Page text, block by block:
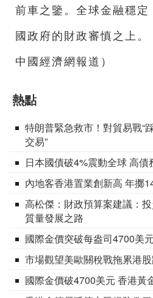
前車之鑒。全球金融穩定
國政府的財政審慎之上。
中國經濟網報道）
熱點
特朗普緊急救市！對貿易戰“
交易”
日本國債破4%震動全球 高
內地客香港置業創新高 年擲
高松傑：財政預算案建議：
質量發展之路
國際金價突破每盎司4700美元
市場觀望美歐關稅戰拖累港
國際金價破4700美元 香港黃